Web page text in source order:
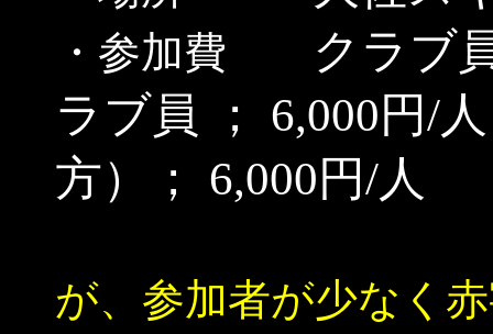
・参加費 クラブ
ラブ員 ； 6,000円/
方）； 6,000円/人
が、参加者が少なく